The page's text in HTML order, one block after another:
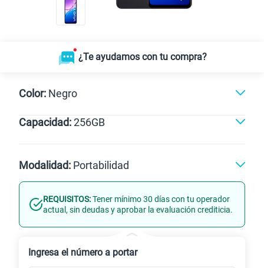
¿Te ayudamos con tu compra?
Color: Negro
Negro
Capacidad:256GB
256GB
Modalidad: Portabilidad
Línea Nueva Portabilidad
REQUISITOS:Tener mínimo 30 días con tu operador
actual, sin deudas y aprobar la evaluación crediticia.
Ingresa el número a portar